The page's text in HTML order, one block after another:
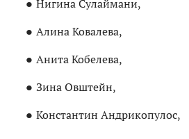
Нигина Сулаймани,
Алина Ковалева,
Анита Кобелева,
Зина Овштейн,
Константин Андрикопулос,